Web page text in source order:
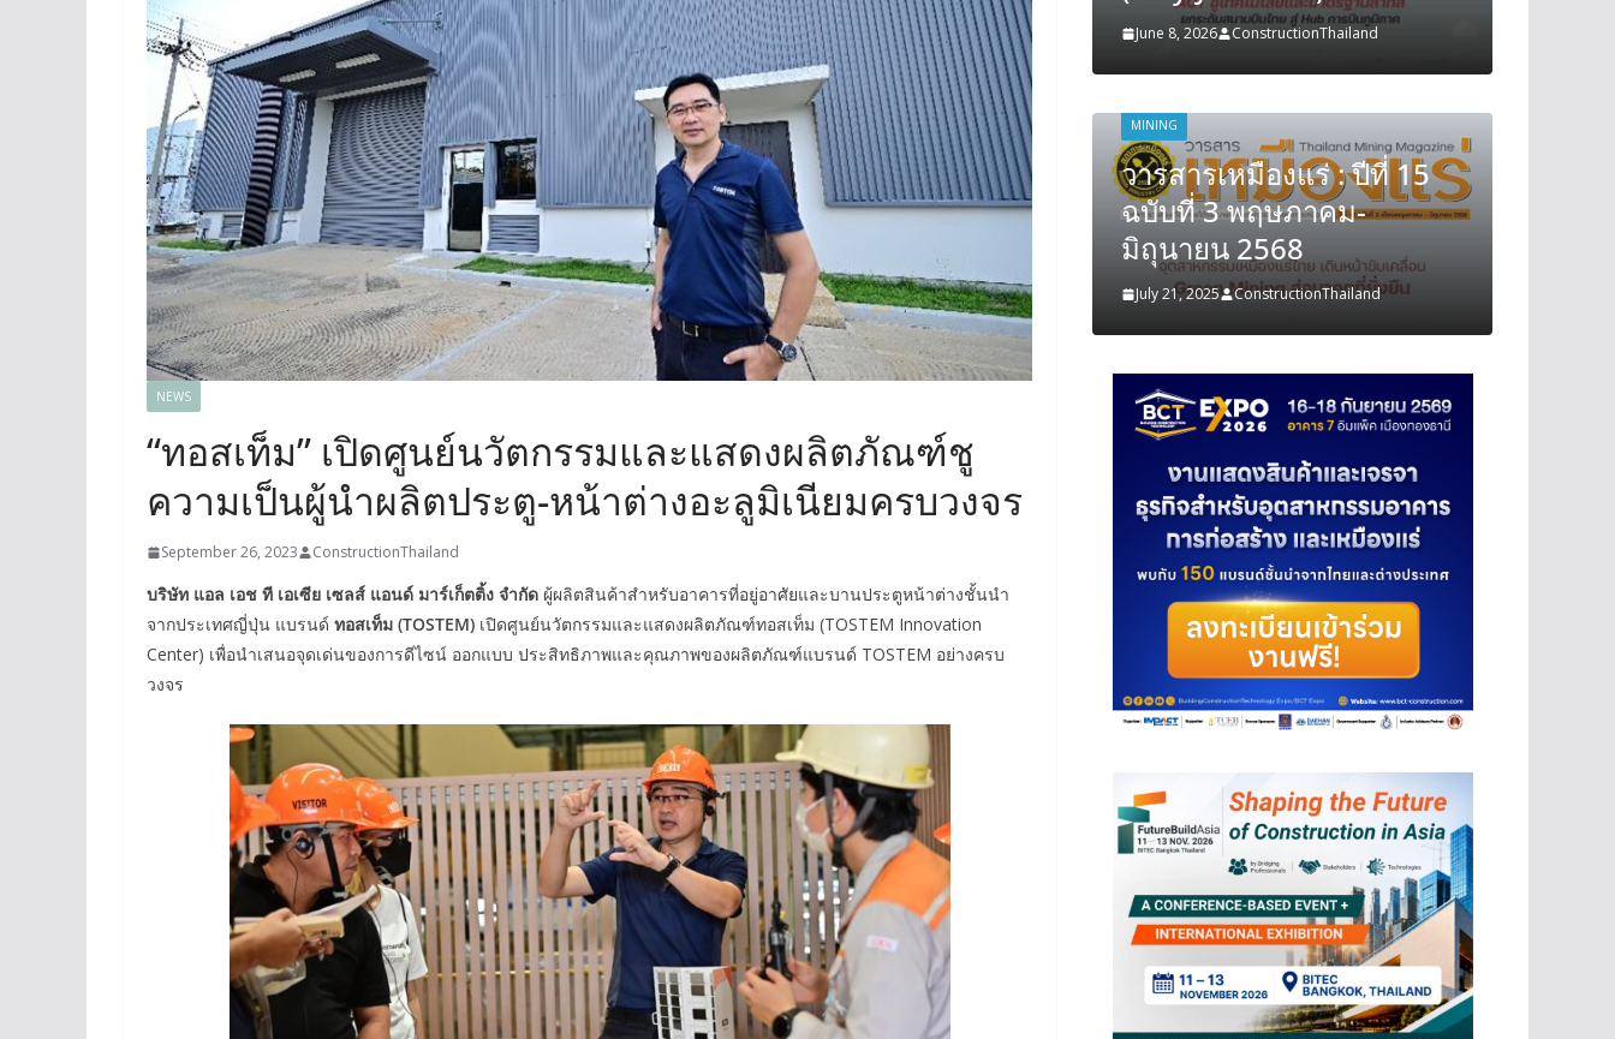
NEWS
“ทอสเท็ม” เปิดศูนย์นวัตกรรมและแสดงผลิตภัณฑ์ชู
ความเป็นผู้นำผลิตประตู-หน้าต่างอะลูมิเนียมครบวงจร
September 26, 2023 ConstructionThailand
บริษัท แอล เอช ที เอเซีย เซลส์ แอนด์ มาร์เก็ตติ้ง จำกัด ผู้ผลิตสินค้าสำหรับอาคารที่อยู่อาศัยและบานประตูหน้าต่างชั้นนำ
จากประเทศญี่ปุ่น แบรนด์ ทอสเท็ม (TOSTEM) เปิดศูนย์นวัตกรรมและแสดงผลิตภัณฑ์ทอสเท็ม (TOSTEM Innovation
Center) เพื่อนำเสนอจุดเด่นของการดีไซน์ ออกแบบ ประสิทธิภาพและคุณภาพของผลิตภัณฑ์แบรนด์ TOSTEM อย่างครบ
วงจร
June 8, 2026 ConstructionThailand June 8, 2026 ConstructionThailand
MINING
วารสารเหมืองแร่ : ปีที่ 15
ฉบับที่ 3 พฤษภาคม-
มิถุนายน 2568
July 21, 2025 ConstructionThailand
MINING
วารสารเหมืองแร่ : ปีที่ 15
ฉบับที่ 3 พฤษภาคม-
มิถุนายน 2568
July 21, 2025 ConstructionThailand